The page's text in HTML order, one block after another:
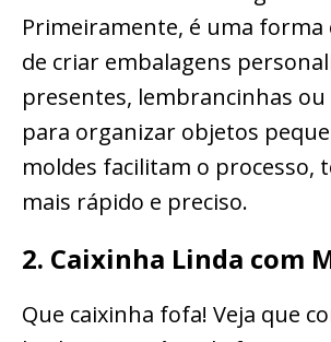
Primeiramente, é uma forma
de criar embalagens
presentes, lembrancinhas
para organizar objetos
moldes facilitam o processo,
mais rápido e preciso.
2. Caixinha Linda com
Que caixinha fofa! Veja que